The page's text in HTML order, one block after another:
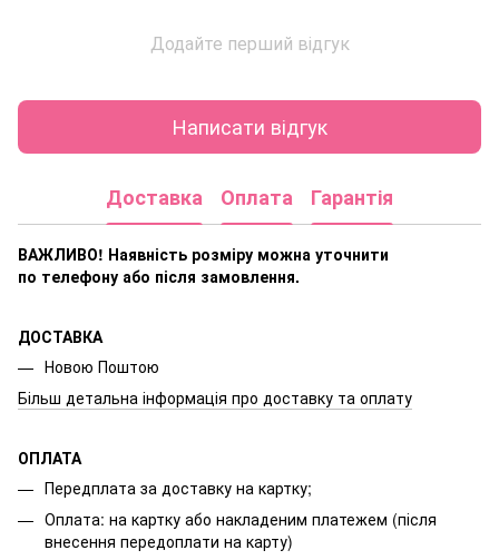
Додайте перший відгук
Написати відгук
Доставка Оплата Гарантія
ВАЖЛИВО! Наявність розміру можна уточнити
по телефону або після замовлення.
ДОСТАВКА
Новою Поштою
Більш детальна інформація про доставку та оплату
ОПЛАТА
Передплата за доставку на картку;
Оплата: на картку або накладеним платежем (після
внесення передоплати на карту)